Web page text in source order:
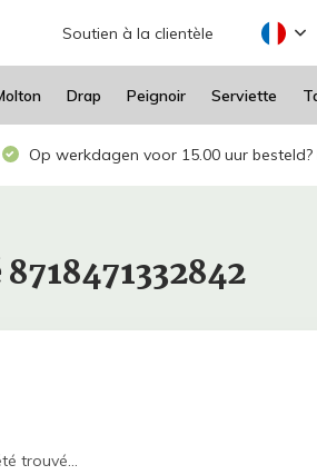
Soutien à la clientèle
Drap Peignoir Serviette
Op werkdagen voor 15.00 uur
trouvé...